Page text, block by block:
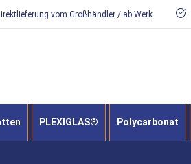
vom Großhändler / ab Werk
PLEXIGLAS® Polycarbonat